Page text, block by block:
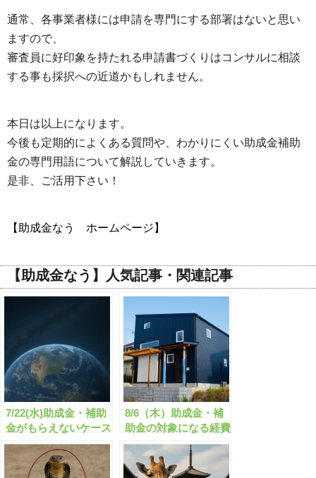
通常、各事業者様には申請を専門にする部署はないと思い
ますので、
審査員に好印象を持たれる申請書づくりはコンサルに相談
する事も採択への近道かもしれません。
本日は以上になります。
今後も定期的によくある質問や、わかりにくい助成金補助
金の専門用語について解説していきます。
是非、ご活用下さい！
【助成金なう ホームページ】
【助成金なう】人気記事・関連記事
7/22(水)助成金・補助
金がもらえないケース
とは？
8/6（木）助成金・補
助金の対象になる経費
はどのようなものがあ
るのか？